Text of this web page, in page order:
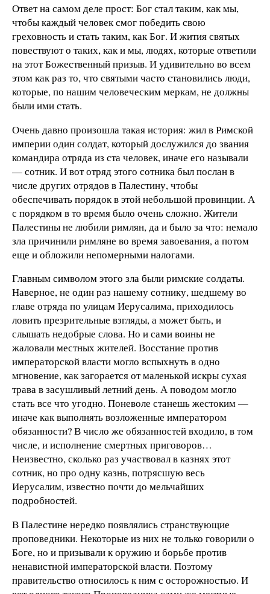
Ответ на самом деле прост: Бог стал таким, как мы,
чтобы каждый человек смог победить свою
греховность и стать таким, как Бог. И жития святых
повествуют о таких, как и мы, людях, которые ответили
на этот Божественный призыв. И удивительно во всем
этом как раз то, что святыми часто становились люди,
которые, по нашим человеческим меркам, не должны
были ими стать.
Очень давно произошла такая история: жил в Римской
империи один солдат, который дослужился до звания
командира отряда из ста человек, иначе его называли
— сотник. И вот отряд этого сотника был послан в
числе других отрядов в Палестину, чтобы
обеспечивать порядок в этой небольшой провинции. А
с порядком в то время было очень сложно. Жители
Палестины не любили римлян, да и было за что: немало
зла причинили римляне во время завоевания, а потом
еще и обложили непомерными налогами.
Главным символом этого зла были римские солдаты.
Наверное, не один раз нашему сотнику, шедшему во
главе отряда по улицам Иерусалима, приходилось
ловить презрительные взгляды, а может быть, и
слышать недобрые слова. Но и сами воины не
жаловали местных жителей. Восстание против
императорской власти могло вспыхнуть в одно
мгновение, как загорается от маленькой искры сухая
трава в засушливый летний день. А поводом могло
стать все что угодно. Поневоле станешь жестоким —
иначе как выполнять возложенные императором
обязанности? В число же обязанностей входило, в том
числе, и исполнение смертных приговоров…
Неизвестно, сколько раз участвовал в казнях этот
сотник, но про одну казнь, потрясшую весь
Иерусалим, известно почти до мельчайших
подробностей.
В Палестине нередко появлялись странствующие
проповедники. Некоторые из них не только говорили о
Боге, но и призывали к оружию и борьбе против
ненавистной императорской власти. Поэтому
правительство относилось к ним с осторожностью. И